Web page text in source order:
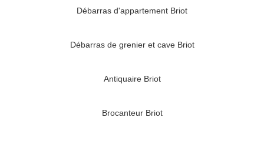
Débarras d'appartement Briot
Débarras de grenier et cave Briot
Antiquaire Briot
Brocanteur Briot